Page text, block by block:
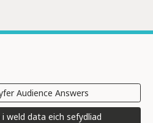
safle presennol: Audience
Audience Answers
weld data eich sefydliad